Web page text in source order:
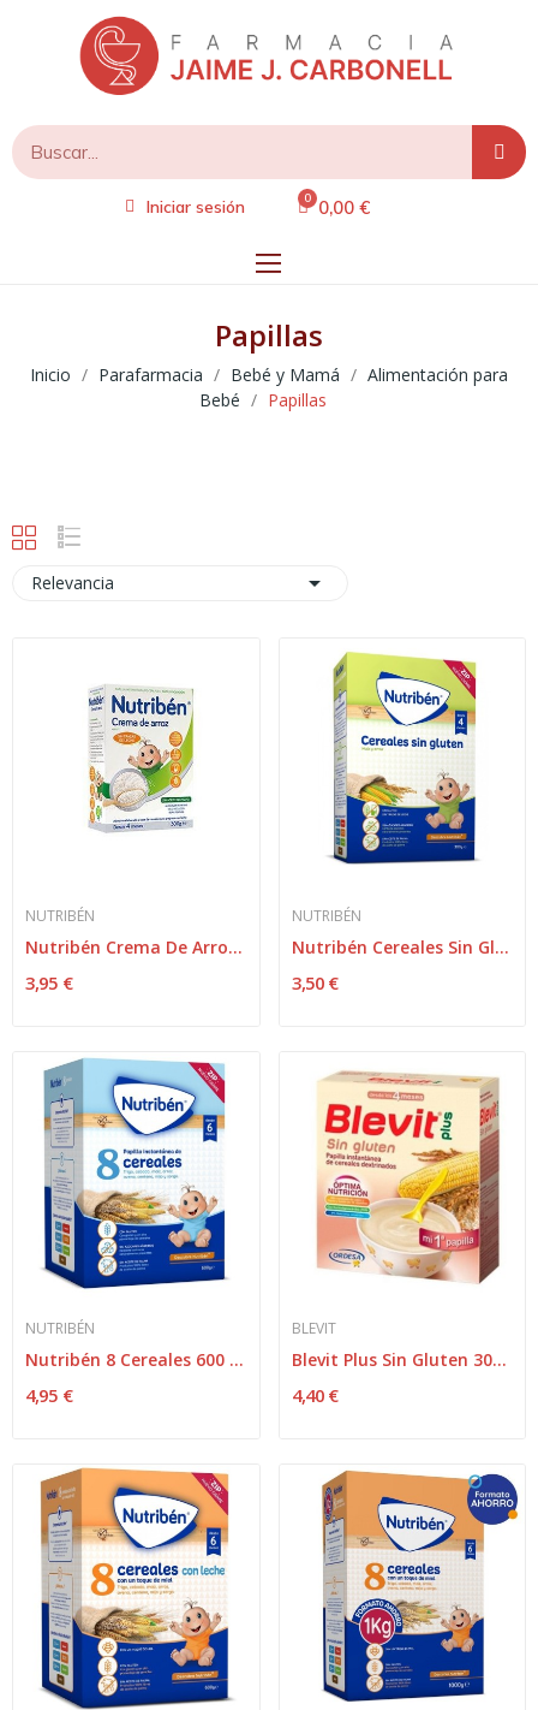
Iniciar sesión 0,00 €
Papillas
Inicio Parafarmacia Bebé y Mamá
Alimentación para
Bebé
Papillas
Relevancia 
NUTRIBÉN
Nutribén Crema De Arroz 300 gr
3,95 €
NUTRIBÉN
Nutribén Cereales Sin Gluten 300 gr
3,50 €
NUTRIBÉN
Nutribén 8 Cereales 600 gr
4,95 €
BLEVIT
Blevit Plus Sin Gluten 300 gr
4,40 €